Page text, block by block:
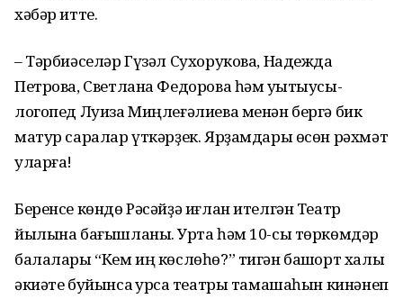
хәбәр итте.
– Тәрбиәселәр Гүзәл Сухорукова, Надежда
Петрова, Светлана Федорова һәм уҡытыусы-
логопед Луиза Миңлеғәлиева менән бергә бик
матур саралар үткәрҙек. Ярҙамдары өсөн рәхмәт
уларға!
Беренсе көндө Рәсәйҙә иғлан ителгән Театр
йылына бағышланыҡ. Урта һәм 10-сы төркөмдәр
балалары “Кем иң көслөһө?” тигән башҡорт халыҡ
әкиәте буйынса ҡурсаҡ театры тамашаһын кинәнеп